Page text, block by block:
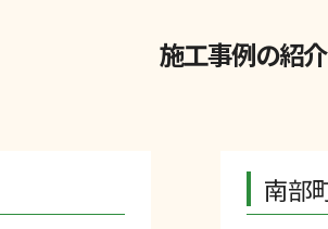
施工事例の紹介
南部町 S様